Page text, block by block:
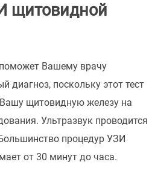
щитовидной
Вашему врачу
диагноз, поскольку этот тест
щитовидную железу на
Ультразвук проводится
процедур УЗИ
от 30 минут до часа.